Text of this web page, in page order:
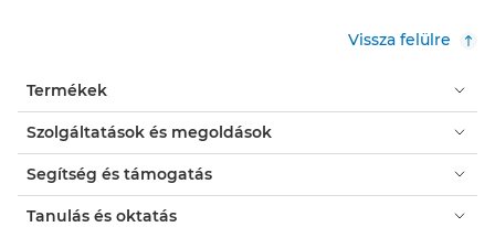
Vissza felülre
Termékek
Szolgáltatások és megoldások
Segítség és támogatás
Tanulás és oktatás